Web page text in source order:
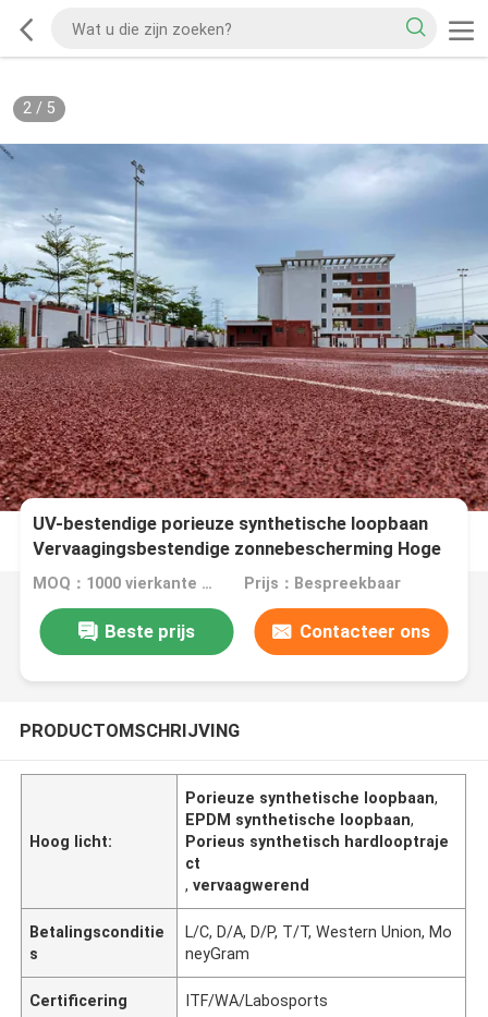
2/ 5
UV-bestendige porieuze synthetische loopbaan
Vervaagingsbestendige zonnebescherming Hoge
dichtheid EPDM
MOQ：1000 vierkante meter Prijs：Bespreekbaar
Beste prijs Contacteer ons
PRODUCTOMSCHRIJVING
Hoog licht:
Porieuze synthetische loopbaan,
EPDM synthetische loopbaan,
Porieus synthetisch hardlooptraje
ct
,vervaagwerend
Betalingsconditie
s
L/C, D/A, D/P, T/T, Western Union, Mo
neyGram
Certificering ITF/WA/Labosports